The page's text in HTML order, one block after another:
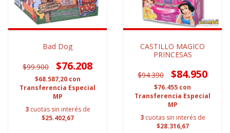
Bad Dog
$99.900 $76.208
$68.587,20 con
Transferencia Especial
MP
3 cuotas sin interés de
$25.402,67
CASTILLO MAGICO
PRINCESAS
$94.390 $84.950
$76.455 con
Transferencia Especial
MP
3 cuotas sin interés de
$28.316,67